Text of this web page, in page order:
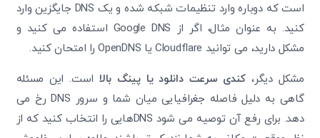
است که دوباره وارد تنظیمات شبکه شده و یک DNS جایگزین وارد
کنید. به عنوان مثال، اگر از Google DNS استفاده می کنید و
مشکل دارید، می توانید Cloudflare یا OpenDNS را امتحان کنید.
مشکل دیگر، کندی سرعت دانلود یا پینگ بالا است. این مسئله
گاهی به دلیل فاصله جغرافیایی میان شما و سرور DNS رخ می
دهد. برای رفع آن توصیه می شود DNSهایی را انتخاب کنید که از